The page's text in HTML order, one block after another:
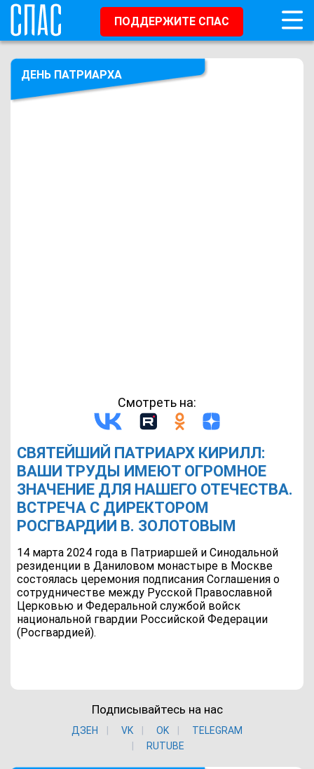
ПОДДЕРЖИТЕ СПАС
ДЕНЬ ПАТРИАРХА
Смотреть на:
СВЯТЕЙШИЙ ПАТРИАРХ КИРИЛЛ:
ВАШИ ТРУДЫ ИМЕЮТ ОГРОМНОЕ
ЗНАЧЕНИЕ ДЛЯ НАШЕГО ОТЕЧЕСТВА.
ВСТРЕЧА С ДИРЕКТОРОМ
РОСГВАРДИИ В. ЗОЛОТОВЫМ
14 марта 2024 года в Патриаршей и Синодальной
резиденции в Даниловом монастыре в Москве
состоялась церемония подписания Соглашения о
сотрудничестве между Русской Православной
Церковью и Федеральной службой войск
национальной гвардии Российской Федерации
(Росгвардией).
Подписывайтесь на нас
ДЗЕН VK ОK
TELEGRAM
RUTUBE